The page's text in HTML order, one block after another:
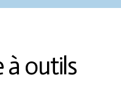
à outils